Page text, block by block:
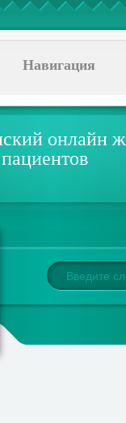
Навигация
онлайн